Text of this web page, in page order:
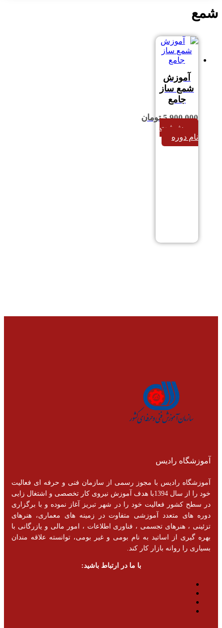
شمع
آموزش
شمع ساز
جامع
5,900,000 تومان
پیش ثبت
نام دوره
آموزشگاه رادیس
آموزشگاه رادیس با مجوز رسمی از سازمان فنی و حرفه ای فعالیت
خود را از سال 1394با هدف آموزش نیروی کار تخصصی و اشتغال زایی
در سطح کشور فعالیت خود را در شهر تبریز آغاز نموده و با برگزاری
دوره های متعدد آموزشی متفاوت در زمینه های معماری، هنرهای
تزئینی ، هنرهای تجسمی ، فناوری اطلاعات ، امور مالی و یازرگانی با
بهره گیری از اساتید به نام بومی و غیر بومی، توانسته علاقه مندان
بسیاری را روانه بازار کار کند.
با ما در ارتباط باشید: